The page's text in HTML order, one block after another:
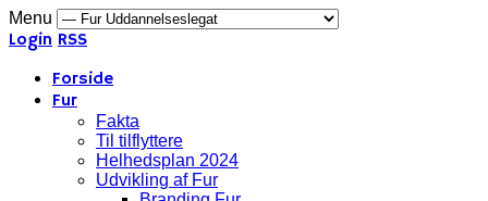
Menu
Login RSS
Forside
Fur
Fakta
Til tilflyttere
Helhedsplan 2024
Udvikling af Fur